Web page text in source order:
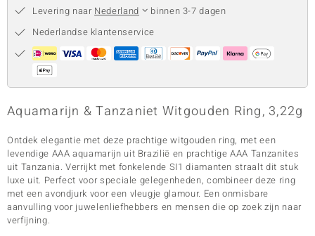
Levering naar Nederland
binnen 3-7 dagen
Nederlandse klantenservice
Aquamarijn & Tanzaniet Witgouden Ring, 3,22g
Ontdek elegantie met deze prachtige witgouden ring, met een
levendige AAA aquamarijn uit Brazilië en prachtige AAA Tanzanites
uit Tanzania. Verrijkt met fonkelende SI1 diamanten straalt dit stuk
luxe uit. Perfect voor speciale gelegenheden, combineer deze ring
met een avondjurk voor een vleugje glamour. Een onmisbare
aanvulling voor juwelenliefhebbers en mensen die op zoek zijn naar
verfijning.